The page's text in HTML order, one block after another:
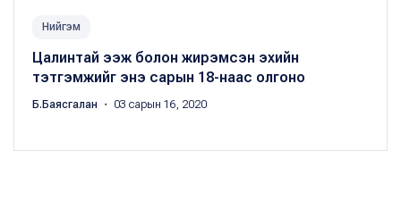
Нийгэм
Цалинтай ээж болон жирэмсэн эхийн
тэтгэмжийг энэ сарын 18-наас олгоно
Б.Баясгалан ・ 03 сарын 16, 2020